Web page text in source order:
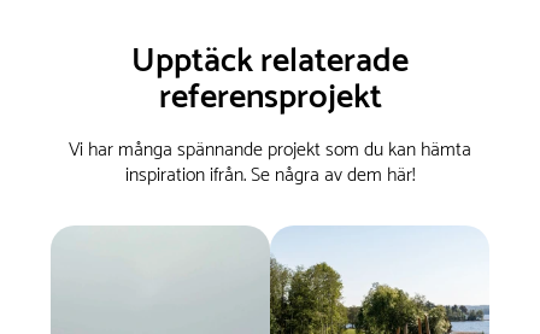
Upptäck relaterade
referensprojekt
Vi har många spännande projekt som du kan hämta
inspiration ifrån. Se några av dem här!